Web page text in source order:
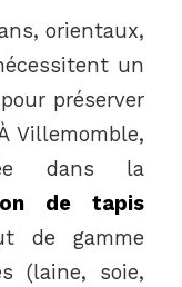
orientaux,
un
préserver
Villemomble,
dans la
de tapis
de gamme
(laine, soie,